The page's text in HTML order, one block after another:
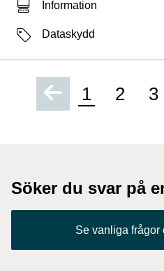
Typ av sökträff
Information
EtiketterDataskydd
1 2 3
Söker du svar på
Se vanliga frågor